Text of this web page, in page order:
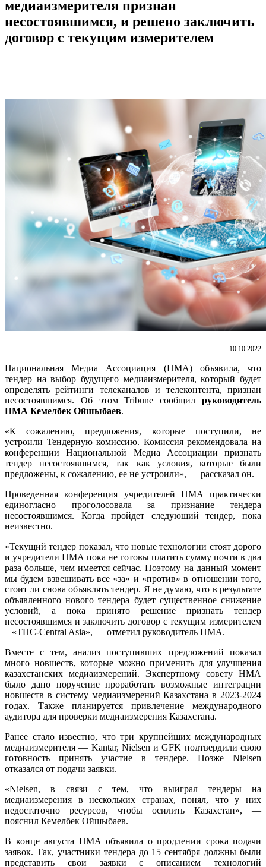
медиаизмерителя признан
несостоявшимся, и решено заключить
договор с текущим измерителем
10.10.2022
Национальная Медиа Ассоциация (НМА) объявила, что
тендер на выбор будущего медиаизмерителя, который будет
определять рейтинги телеканалов и телеконтента, признан
несостоявшимся. Об этом Tribune сообщил руководитель
НМА Кемелбек Ойшыбаев.
«К сожалению, предложения, которые поступили, не
устроили Тендерную комиссию. Комиссия рекомендовала на
конференции Национальной Медиа Ассоциации признать
тендер несостоявшимся, так как условия, которые были
предложены, к сожалению, ее не устроили», — рассказал он.
Проведенная конференция учредителей НМА практически
единогласно проголосовала за признание тендера
несостоявшимся. Когда пройдет следующий тендер, пока
неизвестно.
«Текущий тендер показал, что новые технологии стоят дорого
и учредители НМА пока не готовы платить сумму почти в два
раза больше, чем имеется сейчас. Поэтому на данный момент
мы будем взвешивать все «за» и «против» в отношении того,
стоит ли снова объявлять тендер. Я не думаю, что в результате
объявленного нового тендера будет существенное снижение
условий, а пока принято решение признать тендер
несостоявшимся и заключить договор с текущим измерителем
– «ТНС-Central Asia», — отметил руководитель НМА.
Вместе с тем, анализ поступивших предложений показал
много новшеств, которые можно применить для улучшения
казахстанских медиаизмерений. Экспертному совету НМА
было дано поручение проработать возможные интеграции
новшеств в систему медиаизмерений Казахстана в 2023-2024
годах. Также планируется привлечение международного
аудитора для проверки медиаизмерения Казахстана.
Ранее стало известно, что три крупнейших международных
медиаизмерителя — Kantar, Nielsen и GFK подтвердили свою
готовность принять участие в тендере. Позже Nielsen
отказался от подачи заявки.
«Nielsen, в связи с тем, что выиграл тендеры на
медиаизмерения в нескольких странах, понял, что у них
недостаточно ресурсов, чтобы осилить Казахстан», —
пояснил Кемелбек Ойшыбаев.
В конце августа НМА объявила о продлении срока подачи
заявок. Так, участники тендера до 15 сентября должны были
представить свои заявки с описанием технологий